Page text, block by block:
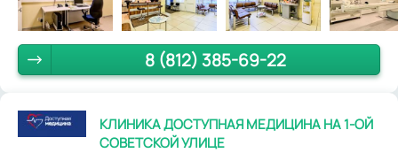
8 (812) 385-69-22
КЛИНИКА ДОСТУПНАЯ МЕДИЦИНА НА 1-ОЙ
СОВЕТСКОЙ УЛИЦЕ